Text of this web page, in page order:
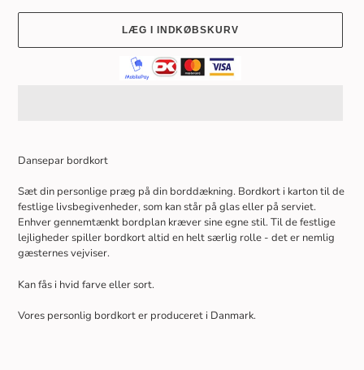
LÆG I INDKØBSKURV
i
indkøbskurv
Dansepar bordkort
Sæt din personlige præg på din borddækning. Bordkort i karton til de
festlige livsbegivenheder, som kan står på glas eller på serviet.
Enhver gennemtænkt bordplan kræver sine egne stil. Til de festlige
lejligheder spiller bordkort altid en helt særlig rolle - det er nemlig
gæsternes vejviser.
Kan fås i hvid farve eller sort.
Vores personlig bordkort er produceret i Danmark.